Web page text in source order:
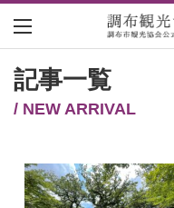
記事一覧
/ NEW ARRIVAL